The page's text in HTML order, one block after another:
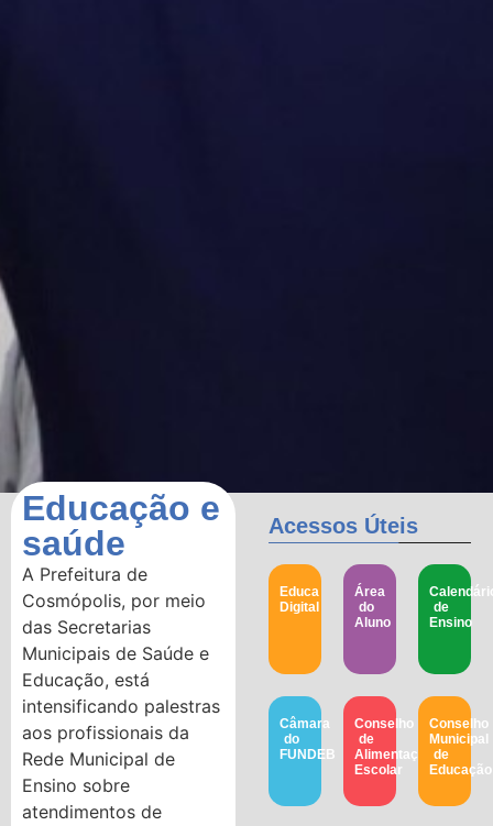
Educação e
saúde
A Prefeitura de
Cosmópolis, por meio
das Secretarias
Municipais de Saúde e
Educação, está
intensificando palestras
aos profissionais da
Rede Municipal de
Ensino sobre
atendimentos de
Acessos Úteis
Educa
Digital
Área
do
Aluno
de
Ensino
Câmara
do
FUNDEB
Conselho
de
Alimentação
Escolar
Conselho
Municipal
de
Educação​